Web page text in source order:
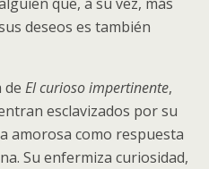
deseos es también
de El curioso impertinente,
esclavizados por su
amorosa como respuesta
Su enfermiza curiosidad,